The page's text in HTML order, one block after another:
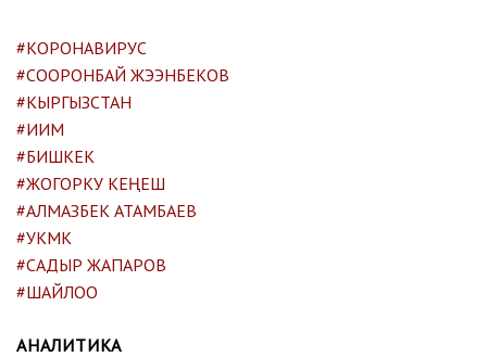
#КОРОНАВИРУС
#СООРОНБАЙ ЖЭЭНБЕКОВ
#КЫРГЫЗСТАН
#ИИМ
#БИШКЕК
#ЖОГОРКУ КЕҢЕШ
#АЛМАЗБЕК АТАМБАЕВ
#УКМК
#САДЫР ЖАПАРОВ
#ШАЙЛОО
АНАЛИТИКА